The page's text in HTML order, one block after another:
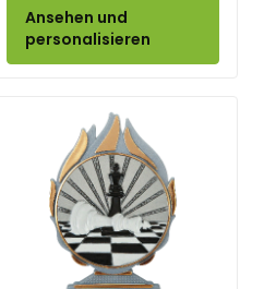
Ansehen und
personalisieren